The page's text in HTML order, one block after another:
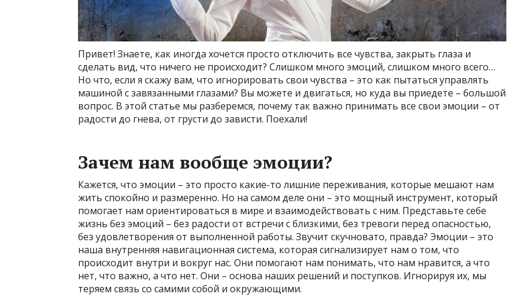
Привет! Знаете, как иногда хочется просто отключить все чувства, закрыть глаза и
сделать вид, что ничего не происходит? Слишком много эмоций, слишком много всего…
Но что, если я скажу вам, что игнорировать свои чувства – это как пытаться управлять
машиной с завязанными глазами? Вы можете и двигаться, но куда вы приедете – большой
вопрос. В этой статье мы разберемся, почему так важно принимать все свои эмоции – от
радости до гнева, от грусти до зависти. Поехали!
Зачем нам вообще эмоции?
Кажется, что эмоции – это просто какие-то лишние переживания, которые мешают нам
жить спокойно и размеренно. Но на самом деле они – это мощный инструмент, который
помогает нам ориентироваться в мире и взаимодействовать с ним. Представьте себе
жизнь без эмоций – без радости от встречи с близкими, без тревоги перед опасностью,
без удовлетворения от выполненной работы. Звучит скучновато, правда? Эмоции – это
наша внутренняя навигационная система, которая сигнализирует нам о том, что
происходит внутри и вокруг нас. Они помогают нам понимать, что нам нравится, а что
нет, что важно, а что нет. Они – основа наших решений и поступков. Игнорируя их, мы
теряем связь со самими собой и окружающими.